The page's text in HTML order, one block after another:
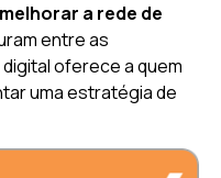
melhorar a rede de
entre as
oferece a quem
uma estratégia de